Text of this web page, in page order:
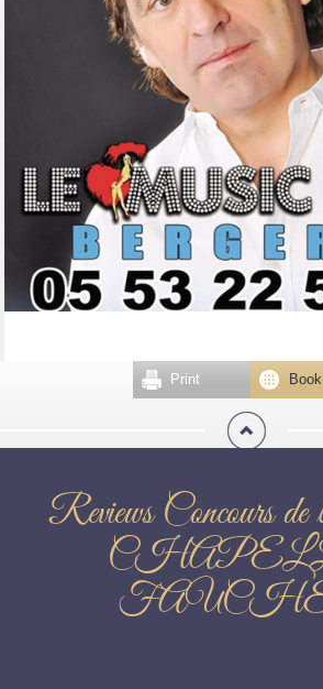
Print
Reviews Concours